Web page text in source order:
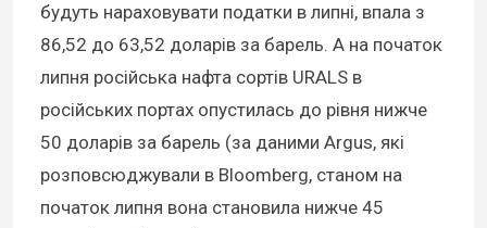
будуть нараховувати податки в липні, впала з
86,52 до 63,52 доларів за барель. А на початок
липня російська нафта сортів URALS в
російських портах опустилась до рівня нижче
50 доларів за барель (за даними Argus, які
розповсюджували в Bloomberg, станом на
початок липня вона становила нижче 45